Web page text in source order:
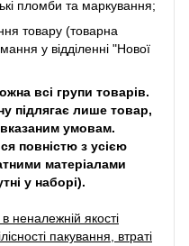
пломби та маркування;
товару (товарна
у відділенні "Нової
всі групи товарів.
підлягає лише товар,
умовам.
повністю з усією
матеріалами
у наборі).
неналежній якості
пакування, втраті